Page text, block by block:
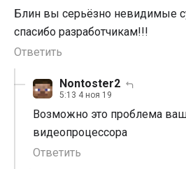
Блин вы серьёзно невидимые
спасибо разработчикам!!!
Ответить
Nontoster2
5:13 4 ноя 19
Возможно это проблема
видеопроцессора
Ответить